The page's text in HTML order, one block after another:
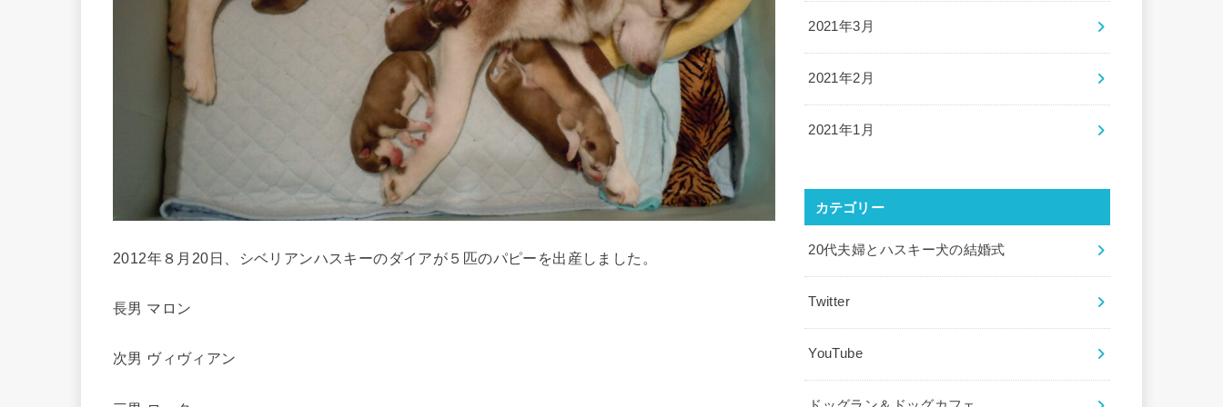
2012年８月20日、シベリアンハスキーのダイアが５匹のパピーを出産しました。
長男 マロン
次男 ヴィヴィアン
2021年3月
2021年2月
2021年1月
カテゴリー
20代夫婦とハスキー犬の結婚式
Twitter
YouTube